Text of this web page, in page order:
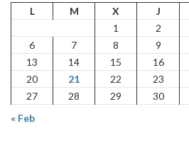
L
M X J
1
2
6
7 8 9
13
14 15 16
20
21 22 23
27
28 29
30
« Feb